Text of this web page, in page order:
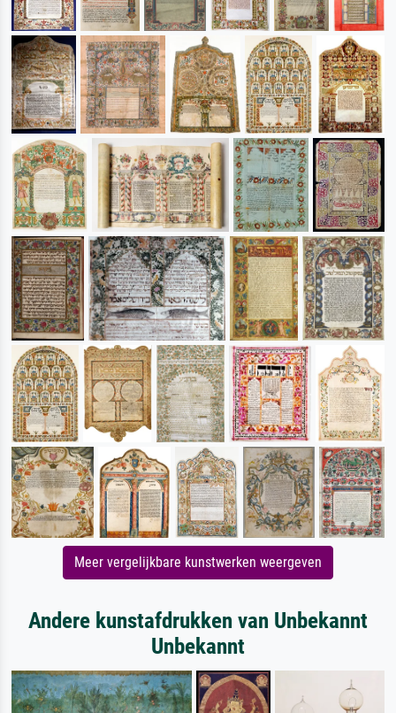
Meer vergelijkbare kunstwerken weergeven
Andere kunstafdrukken van Unbekannt
Unbekannt